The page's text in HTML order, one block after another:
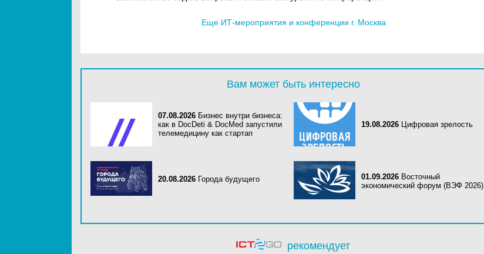
Еще ИТ-мероприятия и конференции г. Москва
Вам может быть интересно
07.08.2026 Бизнес внутри бизнеса:
как в DocDeti & DocMed запустили
телемедицину как стартап
19.08.2026 Цифровая зрелость
20.08.2026 Города будущего 01.09.2026 Восточный
экономический форум (ВЭФ 2026)
рекомендует